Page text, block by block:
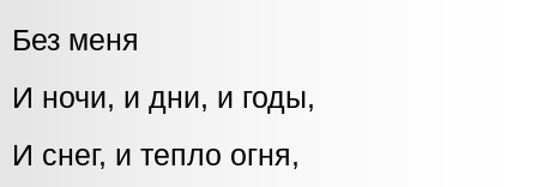
Без меня
И ночи, и дни, и годы,
И снег, и тепло огня,